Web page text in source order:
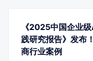
《2025中国企业
践研究报告》发布
商行业案例